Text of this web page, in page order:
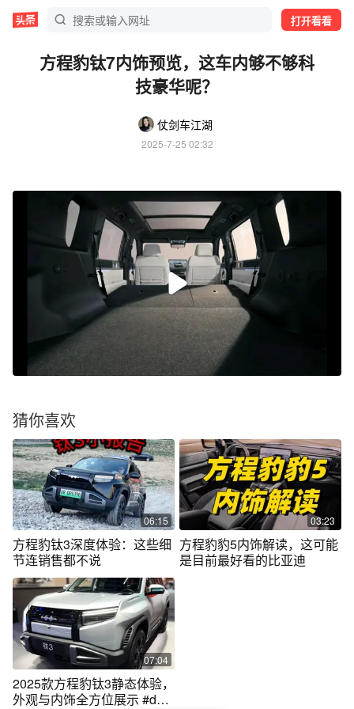
打开看看
方程豹钛7内饰预览，这车内够不够科
技豪华呢？
仗剑车江湖
2025-7-25 02:32
猜你喜欢
06:15
方程豹钛3深度体验：这些细
节连销售都不说
03:23
方程豹豹5内饰解读，这可能
是目前最好看的比亚迪
07:04
2025款方程豹钛3静态体验，
外观与内饰全方位展示 #dou